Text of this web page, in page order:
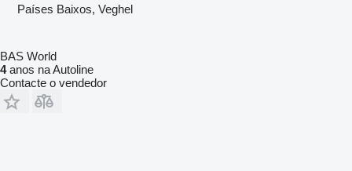
Países Baixos, Veghel
BAS World
4anos na Autoline
Contacte o vendedor